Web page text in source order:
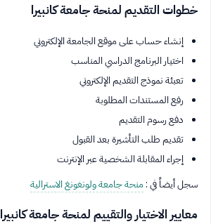
خطوات التقديم لمنحة جامعة كانبيرا
إنشاء حساب على موقع الجامعة الإلكتروني
اختيار البرنامج الدراسي المناسب
تعبئة نموذج التقديم الإلكتروني
رفع المستندات المطلوبة
دفع رسوم التقديم
تقديم طلب التأشيرة بعد القبول
إجراء المقابلة الشخصية عبر الإنترنت
سجل أيضاً في :منحة جامعة ولونغونغ الاسترالية
معايير الاختيار والتقييم لمنحة جامعة كانبيرا